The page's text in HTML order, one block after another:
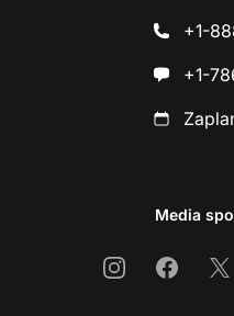
+1-
+1-
Media
Instagram X